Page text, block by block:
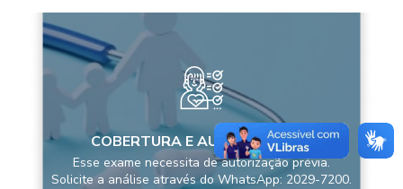
COBERTURA E AUTORIZAÇÕES
Esse exame necessita de autorização prévia.
Solicite a análise através do WhatsApp: 2029-7200.